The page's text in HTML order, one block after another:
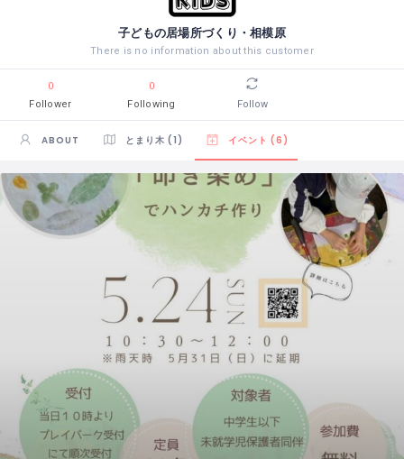
子どもの居場所づくり・相模原
There is no information about this customer
0
Follower
0
Following
Follow
ABOUT とまり木 (1) イベント (6)